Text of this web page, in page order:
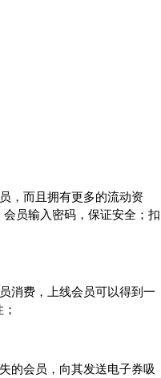
，而且拥有更多的流动资
员输入密码，保证安全；扣
消费，上线会员可以得到一
的会员，向其发送电子券吸